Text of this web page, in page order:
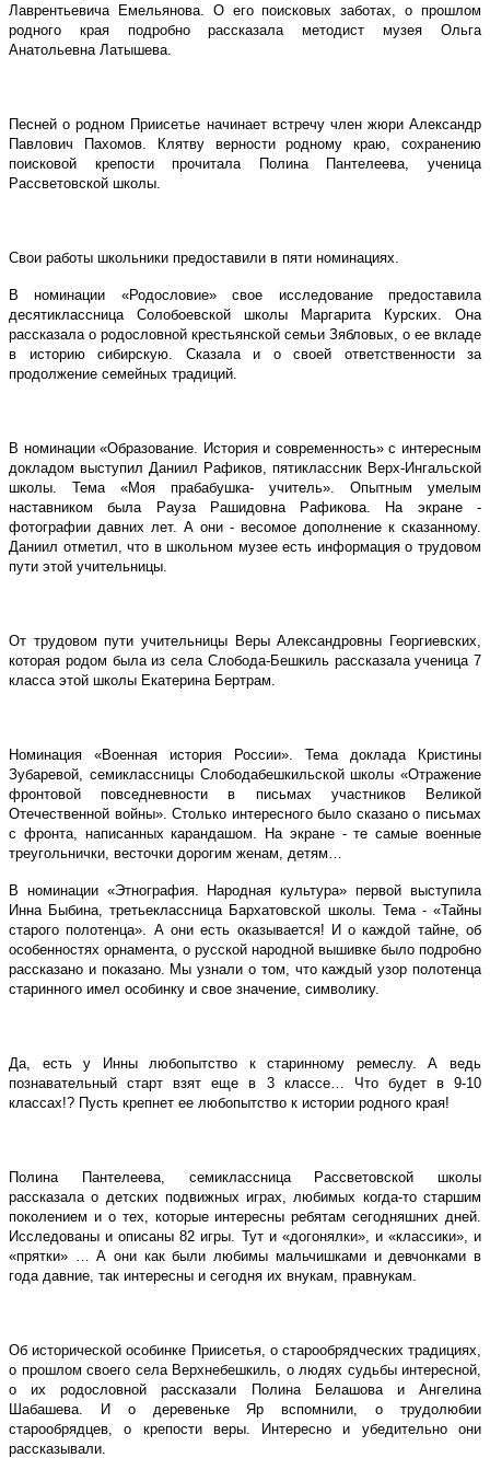
Лаврентьевича Емельянова. О его поисковых заботах, о прошлом
родного края подробно рассказала методист музея Ольга
Анатольевна Латышева.
Песней о родном Приисетье начинает встречу член жюри Александр
Павлович Пахомов. Клятву верности родному краю, сохранению
поисковой крепости прочитала Полина Пантелеева, ученица
Рассветовской школы.
Свои работы школьники предоставили в пяти номинациях.
В номинации «Родословие» свое исследование предоставила
десятиклассница Солобоевской школы Маргарита Курских. Она
рассказала о родословной крестьянской семьи Зябловых, о ее вкладе
в историю сибирскую. Сказала и о своей ответственности за
продолжение семейных традиций.
В номинации «Образование. История и современность» с интересным
докладом выступил Даниил Рафиков, пятиклассник Верх-Ингальской
школы. Тема «Моя прабабушка- учитель». Опытным умелым
наставником была Рауза Рашидовна Рафикова. На экране -
фотографии давних лет. А они - весомое дополнение к сказанному.
Даниил отметил, что в школьном музее есть информация о трудовом
пути этой учительницы.
От трудовом пути учительницы Веры Александровны Георгиевских,
которая родом была из села Слобода-Бешкиль рассказала ученица 7
класса этой школы Екатерина Бертрам.
Номинация «Военная история России». Тема доклада Кристины
Зубаревой, семиклассницы Слободабешкильской школы «Отражение
фронтовой повседневности в письмах участников Великой
Отечественной войны». Столько интересного было сказано о письмах
с фронта, написанных карандашом. На экране - те самые военные
треугольнички, весточки дорогим женам, детям…
В номинации «Этнография. Народная культура» первой выступила
Инна Быбина, третьеклассница Бархатовской школы. Тема - «Тайны
старого полотенца». А они есть оказывается! И о каждой тайне, об
особенностях орнамента, о русской народной вышивке было подробно
рассказано и показано. Мы узнали о том, что каждый узор полотенца
старинного имел особинку и свое значение, символику.
Да, есть у Инны любопытство к старинному ремеслу. А ведь
познавательный старт взят еще в 3 классе… Что будет в 9-10
классах!? Пусть крепнет ее любопытство к истории родного края!
Полина Пантелеева, семиклассница Рассветовской школы
рассказала о детских подвижных играх, любимых когда-то старшим
поколением и о тех, которые интересны ребятам сегодняшних дней.
Исследованы и описаны 82 игры. Тут и «догонялки», и «классики», и
«прятки» … А они как были любимы мальчишками и девчонками в
года давние, так интересны и сегодня их внукам, правнукам.
Об исторической особинке Приисетья, о старообрядческих традициях,
о прошлом своего села Верхнебешкиль, о людях судьбы интересной,
о их родословной рассказали Полина Белашова и Ангелина
Шабашева. И о деревеньке Яр вспомнили, о трудолюбии
старообрядцев, о крепости веры. Интересно и убедительно они
рассказывали.